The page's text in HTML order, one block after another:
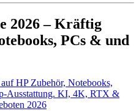
2026 – Kräftig
PCs & und
HP Zubehör, Notebooks,
Ausstattung. KI, 4K, RTX &
2026